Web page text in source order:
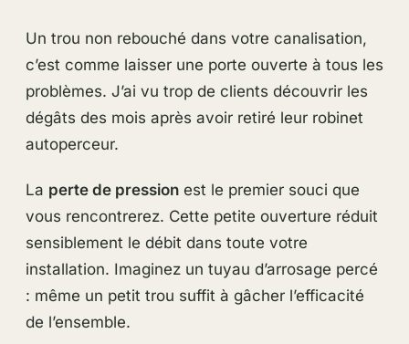
Un trou non rebouché dans votre canalisation,
c’est comme laisser une porte ouverte à tous les
problèmes. J’ai vu trop de clients découvrir les
dégâts des mois après avoir retiré leur robinet
autoperceur.
La perte de pressionest le premier souci que
vous rencontrerez. Cette petite ouverture réduit
sensiblement le débit dans toute votre
installation. Imaginez un tuyau d’arrosage percé
: même un petit trou suffit à gâcher l’efficacité
de l’ensemble.